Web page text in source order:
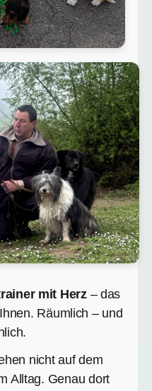
mit Herz– das
Räumlich – und
nicht auf dem
Alltag. Genau dort